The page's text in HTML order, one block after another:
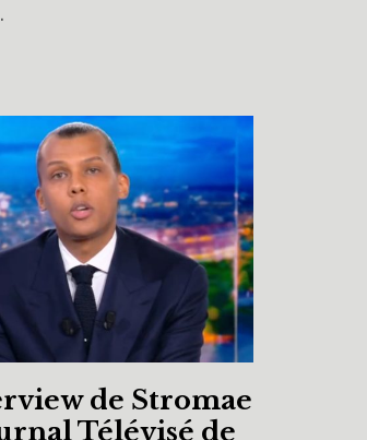
de Stromae
Télévisé de